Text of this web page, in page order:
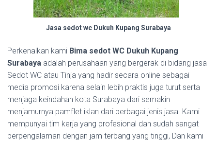
Jasa sedot wc Dukuh Kupang Surabaya
Perkenalkan kami Bima sedot WC Dukuh Kupang
Surabaya adalah perusahaan yang bergerak di bidang jasa
Sedot WC atau Tinja yang hadir secara online sebagai
media promosi karena selain lebih praktis juga turut serta
menjaga keindahan kota Surabaya dari semakin
menjamurnya pamflet iklan dari berbagai jenis jasa. Kami
mempunyai tim kerja yang profesional dan sudah sangat
berpengalaman dengan jam terbang yang tinggi, Dan kami